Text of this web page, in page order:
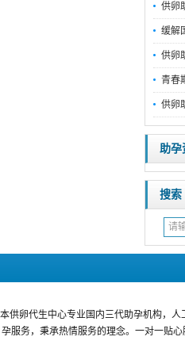
供卵
缓解
供卵
青春
供卵
助孕
搜索
本供卵代生中心专业国内三代助孕机构，
孕服务，秉承热情服务的理念。一对一贴